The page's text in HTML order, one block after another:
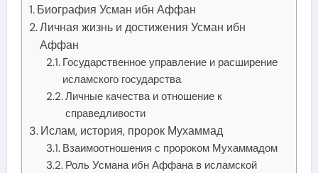
Биография Усман ибн Аффан
Личная жизнь и достижения Усман ибн
Аффан
Государственное управление и расширение
исламского государства
Личные качества и отношение к
справедливости
Ислам, история, пророк Мухаммад
Взаимоотношения с пророком Мухаммадом
Роль Усмана ибн Аффана в исламской